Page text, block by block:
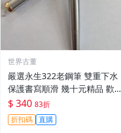
世界古董
嚴選永生322老鋼筆 雙重下水
保護書寫順滑 幾十元精品 歡迎
詳詢 觀賞 永生322 鋼筆 字跡
持久 精密工藝 舒適握感 收藏
推薦
$ 340 83折
折扣碼 直購